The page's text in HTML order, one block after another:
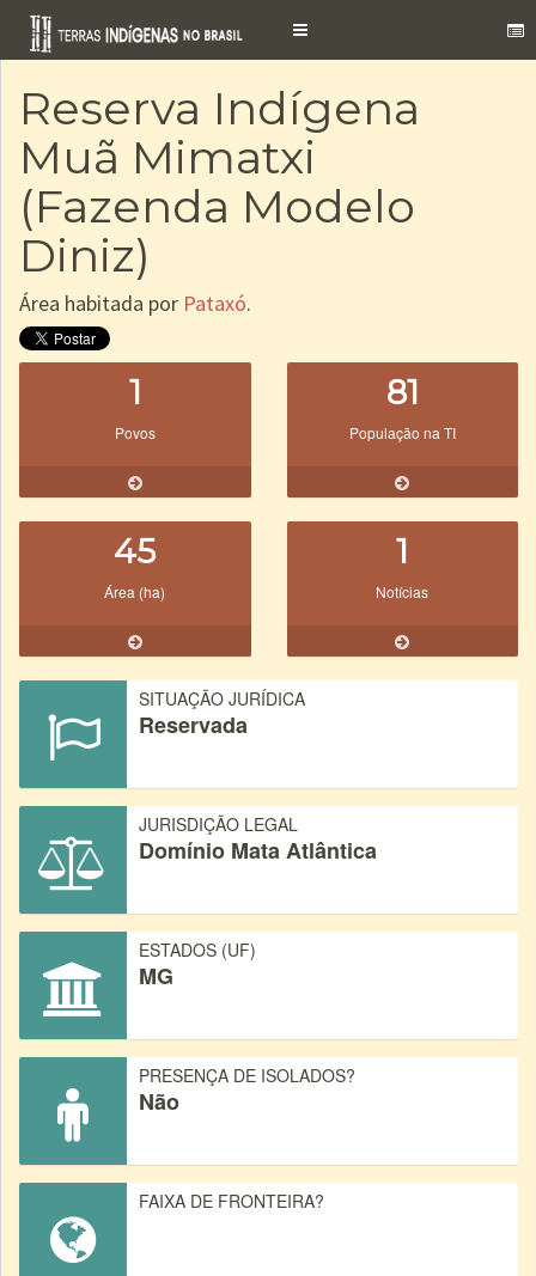
Toggle
Reserva Indígena
Muã Mimatxi
(Fazenda Modelo
Diniz)
Área habitada por Pataxó.
1
Povos
81
População na TI
45
Área (ha)
1
Notícias
SITUAÇÃO JURÍDICA
Reservada
JURISDIÇÃO LEGAL
Domínio Mata Atlântica
ESTADOS (UF)
MG
PRESENÇA DE ISOLADOS?
Não
FAIXA DE FRONTEIRA?